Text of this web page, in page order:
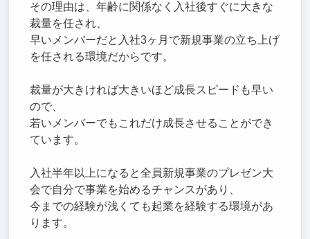
その理由は、年齢に関係なく入社後すぐに大きな
裁量を任され、
早いメンバーだと入社3ヶ月で新規事業の立ち上げ
を任される環境だからです。
裁量が大きければ大きいほど成長スピードも早い
ので、
若いメンバーでもこれだけ成長させることができ
ています。
入社半年以上になると全員新規事業のプレゼン大
会で自分で事業を始めるチャンスがあり、
今までの経験が浅くても起業を経験する環境があ
ります。